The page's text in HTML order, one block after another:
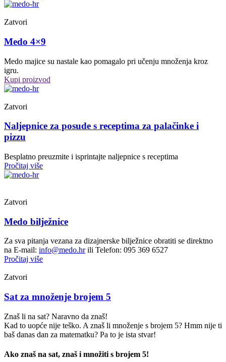
Zatvori
Medo 4×9
Medo majice su nastale kao pomagalo pri učenju množenja kroz
igru.
Kupi proizvod
Zatvori
Naljepnice za posude s receptima za palačinke i
pizzu
Besplatno preuzmite i isprintajte naljepnice s receptima
Pročitaj više
Zatvori
Medo bilježnice
Za sva pitanja vezana za dizajnerske bilježnice obratiti se direktno
na E-mail: info@medo.hrili Telefon: 095 369 6527
Pročitaj više
Zatvori
Sat za množenje brojem 5
Znaš li na sat? Naravno da znaš!
Kad to uopće nije teško. A znaš li množenje s brojem 5? Hmm nije ti
baš danas dan za matematku? Pa to je ista stvar!
Ako znaš na sat, znaš i množiti s brojem 5!